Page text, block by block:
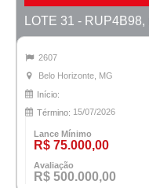
2607
Belo Horizonte, MG
Início:
Término: 15/07/2026
Lance Mínimo
R$ 75.000,00
Avaliação
R$ 500.000,00